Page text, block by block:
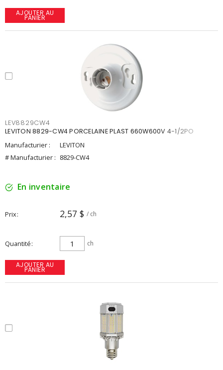
AJOUTER AU
PANIER
LEV8829CW4
LEVITON 8829-CW4 PORCELAINE PLAST 660W600V 4-1/2PO
Manufacturier :
LEVITON
# Manufacturier : 8829-CW4
En inventaire
Prix 2,57 $ / ch
Quantité ch
AJOUTER AU
PANIER